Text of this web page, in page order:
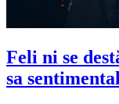
Feli ni se
sa